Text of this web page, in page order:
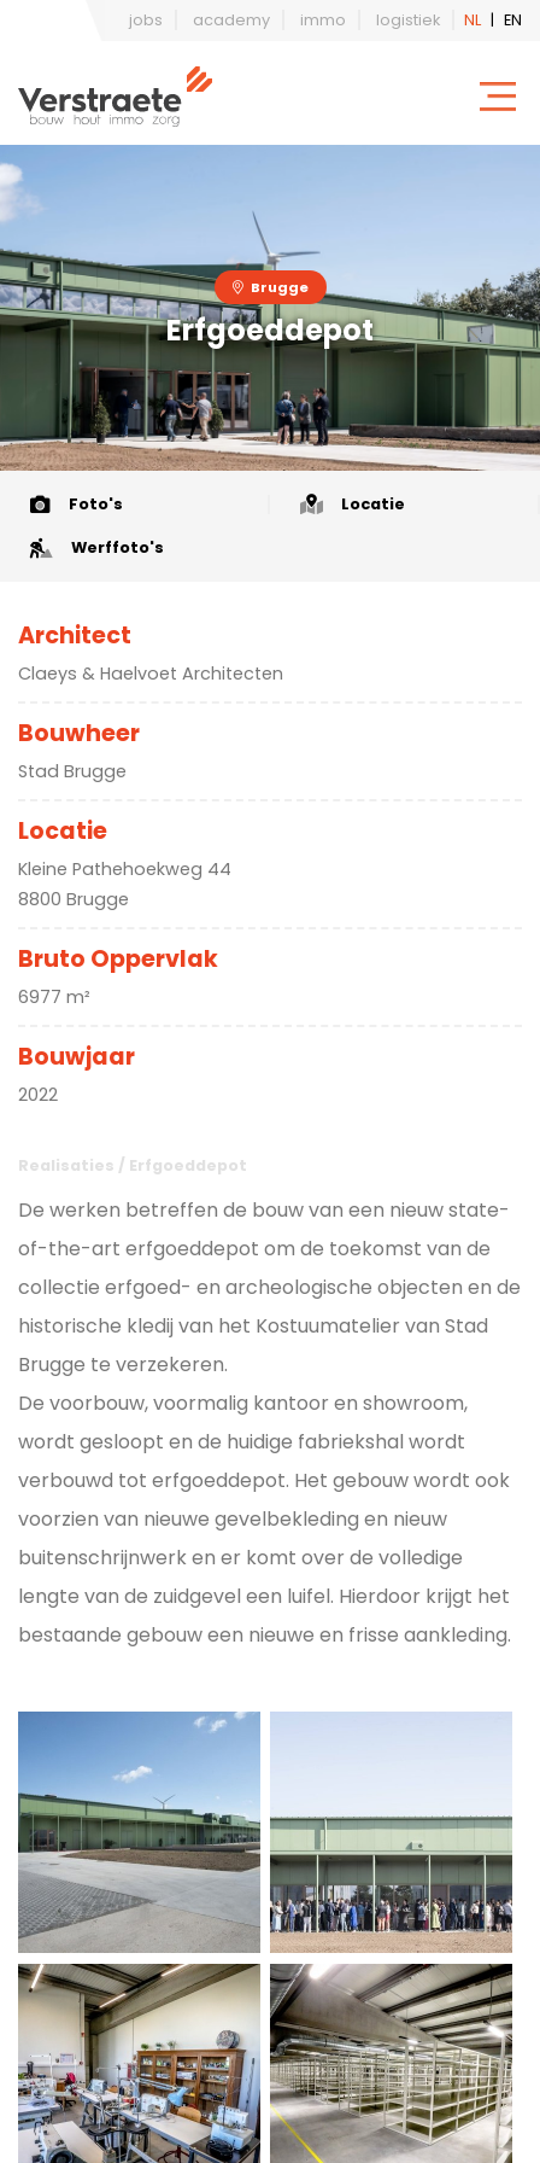
jobs academy immo logistiek NL | EN
Brugge
Erfgoeddepot
Foto's Locatie
Werffoto's
Realisaties / Erfgoeddepot
De werken betreffen de bouw van een nieuw state-
of-the-art erfgoeddepot om de toekomst van de
collectie erfgoed- en archeologische objecten en de
historische kledij van het Kostuumatelier van Stad
Brugge te verzekeren.
De voorbouw, voormalig kantoor en showroom,
wordt gesloopt en de huidige fabriekshal wordt
verbouwd tot erfgoeddepot. Het gebouw wordt ook
voorzien van nieuwe gevelbekleding en nieuw
buitenschrijnwerk en er komt over de volledige
lengte van de zuidgevel een luifel. Hierdoor krijgt het
bestaande gebouw een nieuwe en frisse aankleding.
Architect
Claeys & Haelvoet Architecten
Bouwheer
Stad Brugge
Locatie
Kleine Pathehoekweg 44
8800 Brugge
Bruto Oppervlak
6977 m²
Bouwjaar
2022